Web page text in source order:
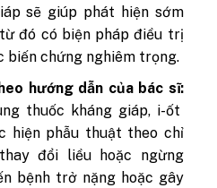
sẽ giúp phát hiện sớm
đó có biện pháp điều trị
biến chứng nghiêm trọng.
hướng dẫn của bác sĩ:
thuốc kháng giáp, i-ốt
hiện phẫu thuật theo chỉ
đổi liều hoặc ngừng
bệnh trở nặng hoặc gây